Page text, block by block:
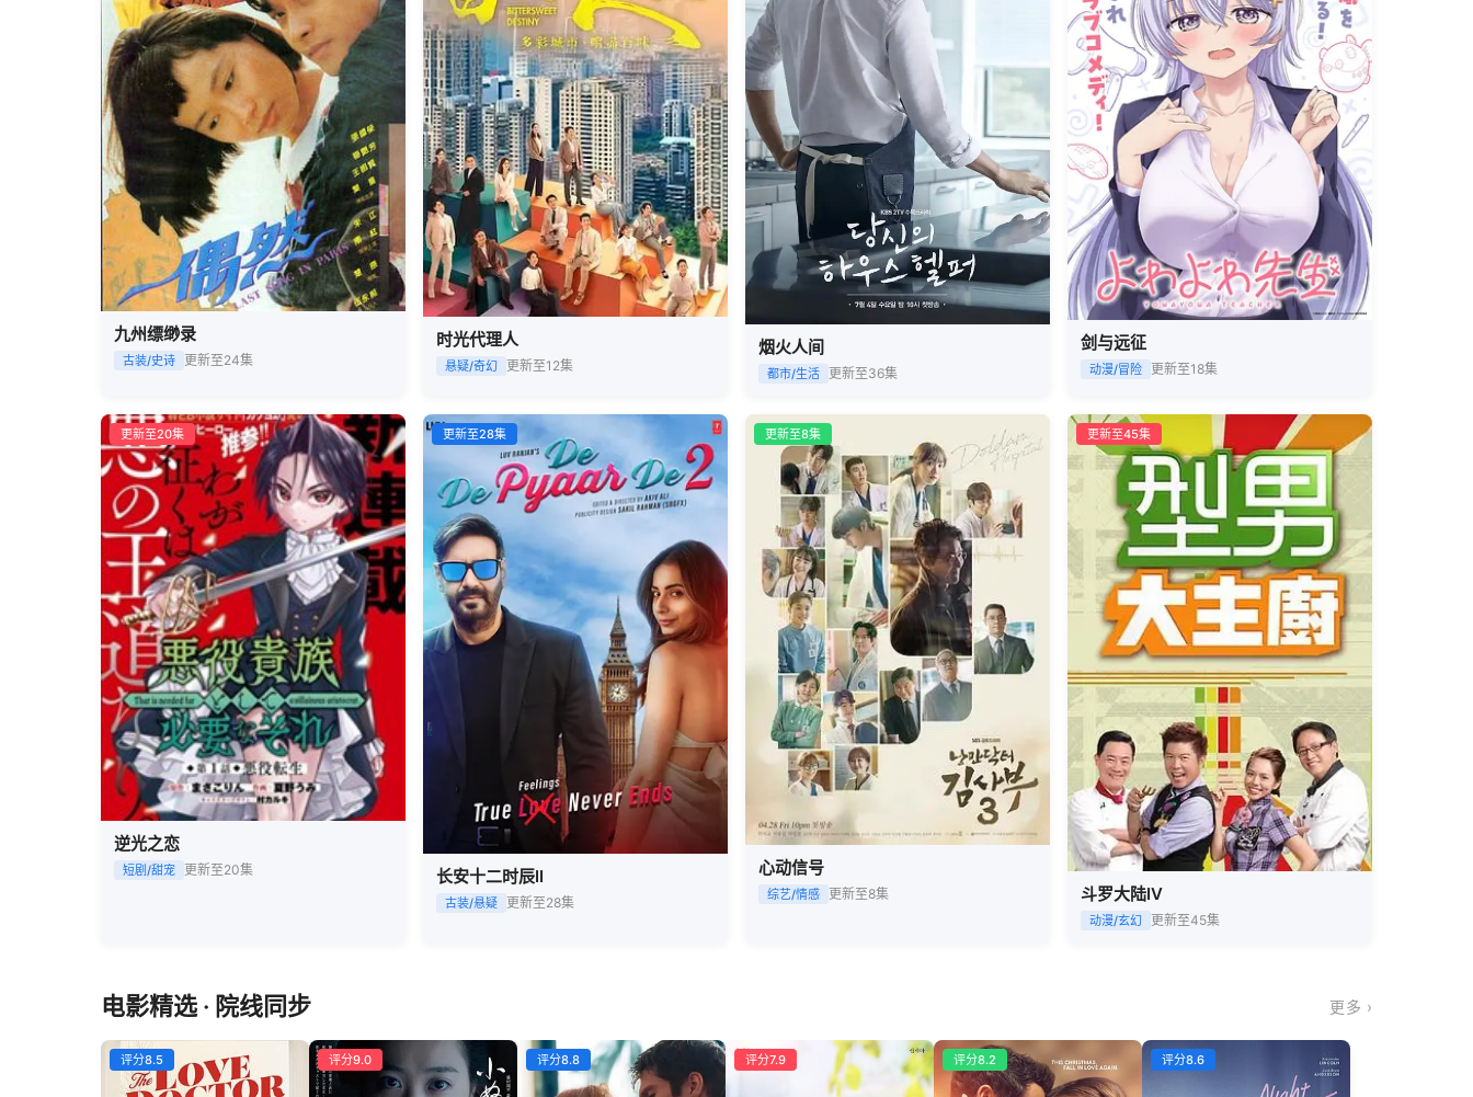
九州缥缈录
古装/史诗 更新至24集
时光代理人
悬疑/奇幻 更新至12集
烟火人间
都市/生活 更新至36集
剑与远征
动漫/冒险 更新至18集
更新至20集
逆光之恋
短剧/甜宠 更新至20集
更新至28集
长安十二时辰II
古装/悬疑 更新至28集
更新至8集
心动信号
综艺/情感 更新至8集
更新至45集
斗罗大陆IV
动漫/玄幻 更新至45集
电影精选 · 院线同步 更多 ›
评分8.5 评分9.0 评分8.8 评分7.9 评分8.2 评分8.6